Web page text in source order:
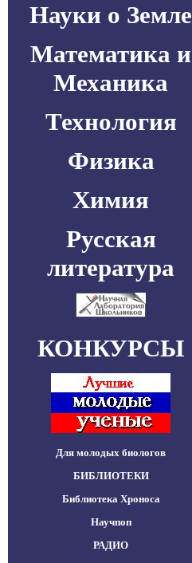
Науки о Земле
Математика и
Механика
Технология
Физика
Химия
Русская
литература
КОНКУРСЫ
Для молодых биологов
БИБЛИОТЕКИ
Библиотека Хроноса
Научпоп
РАДИО